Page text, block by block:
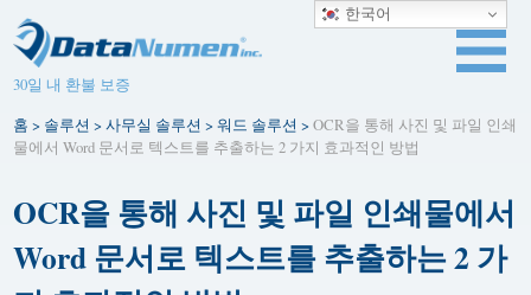
30일 내 환불 보증
홈 > 솔루션 >사무실 솔루션 >워드 솔루션 >OCR을 통해 사진 및 파일 인쇄
물에서 Word 문서로 텍스트를 추출하는 2 가지 효과적인 방법
OCR을 통해 사진 및 파일 인쇄물에서
Word 문서로 텍스트를 추출하는 2 가
한국어